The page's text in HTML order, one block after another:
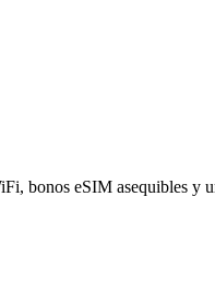
bonos eSIM asequibles